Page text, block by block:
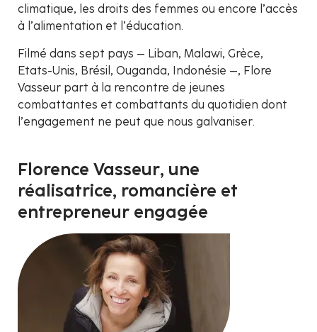
climatique, les droits des femmes ou encore l’accès
à l’alimentation et l’éducation.
Filmé dans sept pays – Liban, Malawi, Grèce,
Etats-Unis, Brésil, Ouganda, Indonésie –, Flore
Vasseur part à la rencontre de jeunes
combattantes et combattants du quotidien dont
l’engagement ne peut que nous galvaniser.
Florence Vasseur, une
réalisatrice, romancière et
entrepreneur engagée